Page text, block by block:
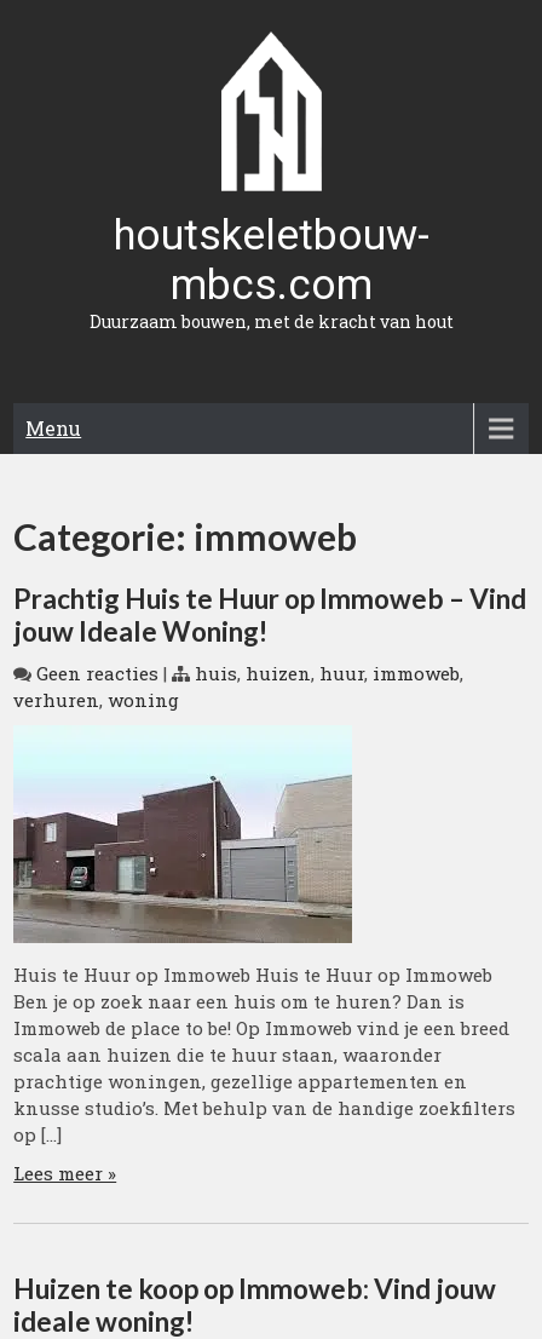
houtskeletbouw-
mbcs.com
Duurzaam bouwen, met de kracht van hout
Menu
Categorie: immoweb
Prachtig Huis te Huur op Immoweb – Vind
jouw Ideale Woning!
Geen reacties | huis, huizen, huur, immoweb,
verhuren,woning
Huis te Huur op Immoweb Huis te Huur op Immoweb
Ben je op zoek naar een huis om te huren? Dan is
Immoweb de place to be! Op Immoweb vind je een breed
scala aan huizen die te huur staan, waaronder
prachtige woningen, gezellige appartementen en
knusse studio’s. Met behulp van de handige zoekfilters
op […]
Lees meer »
Huizen te koop op Immoweb: Vind jouw
ideale woning!